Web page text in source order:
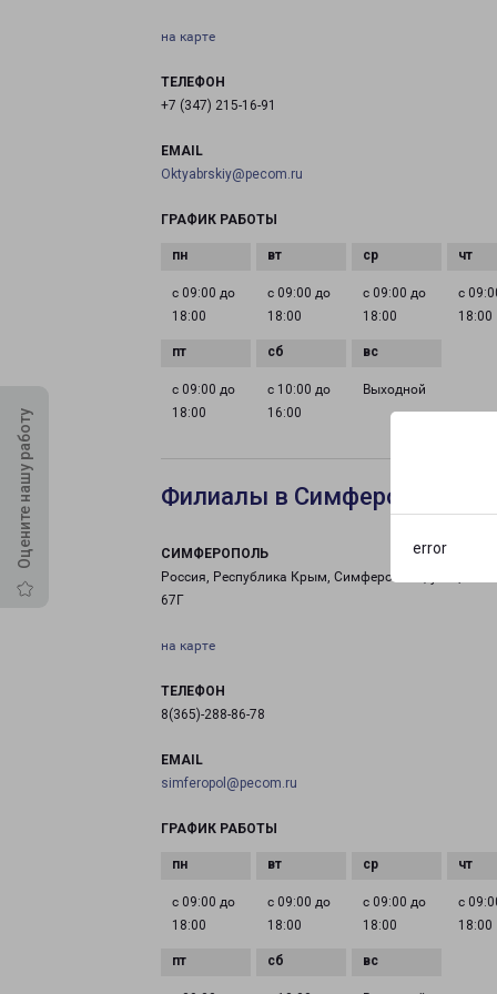
error
Оцените нашу работу
на карте
ТЕЛЕФОН
+7 (347) 215-16-91
EMAIL
Oktyabrskiy@pecom.ru
ГРАФИК РАБОТЫ
с 09:00 до
18:00
с 09:00 до
18:00
с 09:00 до
18:00
с
18:00
с 09:00 до
18:00
с 10:00 до
16:00
Выходной
Филиалы в Симферополе
СИМФЕРОПОЛЬ
Россия, Республика Крым, Симферополь, улица
67Г
на карте
ТЕЛЕФОН
8(365)-288-86-78
EMAIL
simferopol@pecom.ru
ГРАФИК РАБОТЫ
с 09:00 до
18:00
с 09:00 до
18:00
с 09:00 до
18:00
с
18:00